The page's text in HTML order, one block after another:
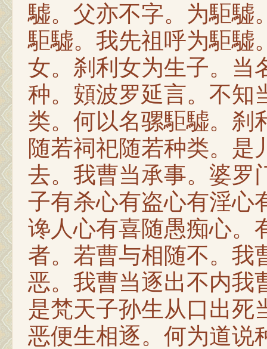
驉。父亦不字。为駏驉
駏驉。我先祖呼为駏驉
女。刹利女为生子。当
种。頞波罗延言。不知
类。何以名骡駏驉。刹
随若祠祀随若种类。是
去。我曹当承事。婆罗
子有杀心有盗心有淫心
谗人心有喜随愚痴心。
者。若曹与相随不。我
恶。我曹当逐出不内我
是梵天子孙生从口出死
恶便生相逐。何为道说